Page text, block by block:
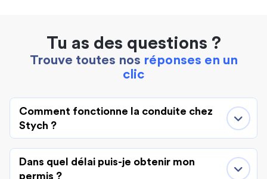
Tu as des questions ?
Trouve toutes nos réponses en un
clic
Comment fonctionne la conduite chez
Stych ?
Dans quel délai puis-je obtenir mon
permis ?